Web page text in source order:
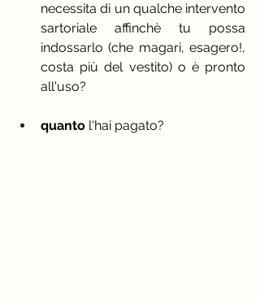
necessita di un qualche intervento
sartoriale affinchè tu possa
indossarlo (che magari, esagero!,
costa più del vestito) o è pronto
all'uso?
quanto l'hai pagato?